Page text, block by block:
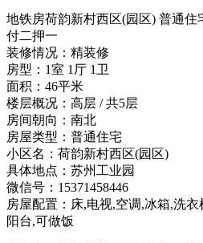
地铁房荷韵新村西区(园区) 普通住
付二押一
装修情况： 精装修
房型： 1室 1厅 1卫
面积： 46平米
楼层概况： 高层 / 共5层
房间朝向： 南北
房屋类型： 普通住宅
小区名： 荷韵新村西区(园区)
具体地点： 苏州工业园
微信号： 15371458446
房屋配置： 床,电视,空调,冰箱,洗
阳台,可做饭